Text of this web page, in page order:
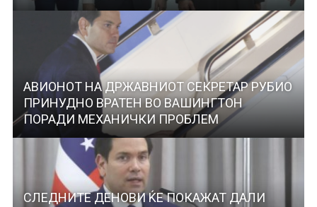
АВИОНОТ НА ДРЖАВНИОТ СЕКРЕТАР РУБИО
ПРИНУДНО ВРАТЕН ВО ВАШИНГТОН
ПОРАДИ МЕХАНИЧКИ ПРОБЛЕМ
СЛЕДНИТЕ ДЕНОВИ ЌЕ ПОКАЖАТ ДАЛИ